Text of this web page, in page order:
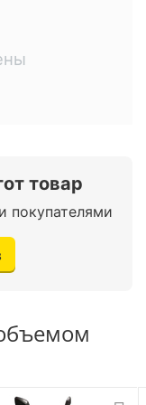
мин.
/
товар
покупателями